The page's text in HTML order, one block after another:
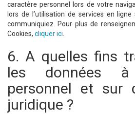
caractère personnel lors de votre
lors de l’utilisation de services en
communiquiez. Pour plus de
Cookies, cliquer ici.
6. A quelles fins
les données à
personnel et sur
juridique ?